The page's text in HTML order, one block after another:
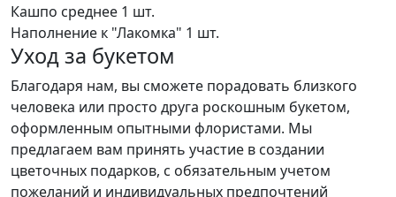
Кашпо среднее 1 шт.
Наполнение к "Лакомка" 1 шт.
Уход за букетом
Благодаря нам, вы сможете порадовать близкого
человека или просто друга роскошным букетом,
оформленным опытными флористами. Мы
предлагаем вам принять участие в создании
цветочных подарков, с обязательным учетом
пожеланий и индивидуальных предпочтений